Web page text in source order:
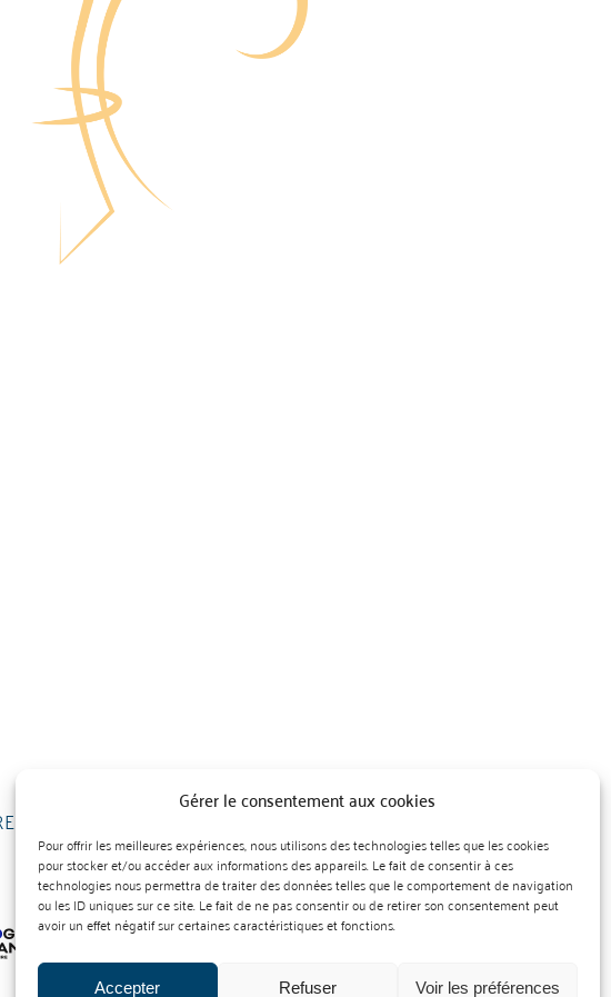
Gérer le consentement aux cookies
Pour offrir les meilleures expériences, nous utilisons des technologies telles que les cookies
pour stocker et/ou accéder aux informations des appareils. Le fait de consentir à ces
technologies nous permettra de traiter des données telles que le comportement de navigation
ou les ID uniques sur ce site. Le fait de ne pas consentir ou de retirer son consentement peut
avoir un effet négatif sur certaines caractéristiques et fonctions.
Accepter Refuser Voir les préférences